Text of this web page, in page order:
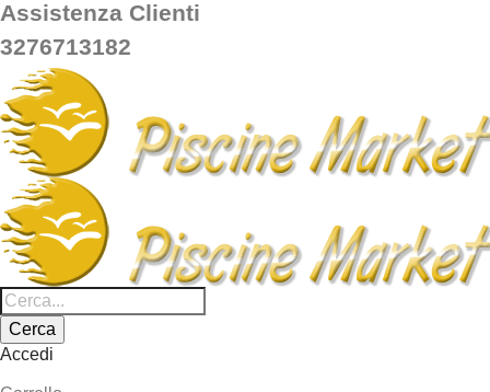
Assistenza Clienti
3276713182
Cerca
Accedi